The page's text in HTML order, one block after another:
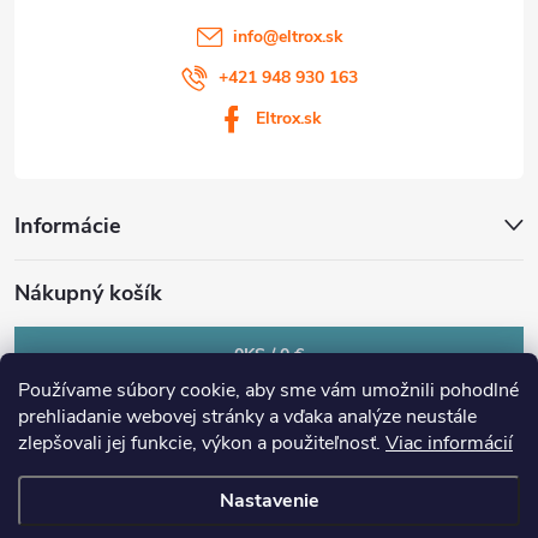
Používame súbory cookie, aby sme vám umožnili pohodlné
prehliadanie webovej stránky a vďaka analýze neustále
zlepšovali jej funkcie, výkon a použiteľnosť. Viac informácií
Nastavenie
info@eltrox.sk
+421 948 930 163
Eltrox.sk
Informácie
Nákupný košík
0KS /0 €